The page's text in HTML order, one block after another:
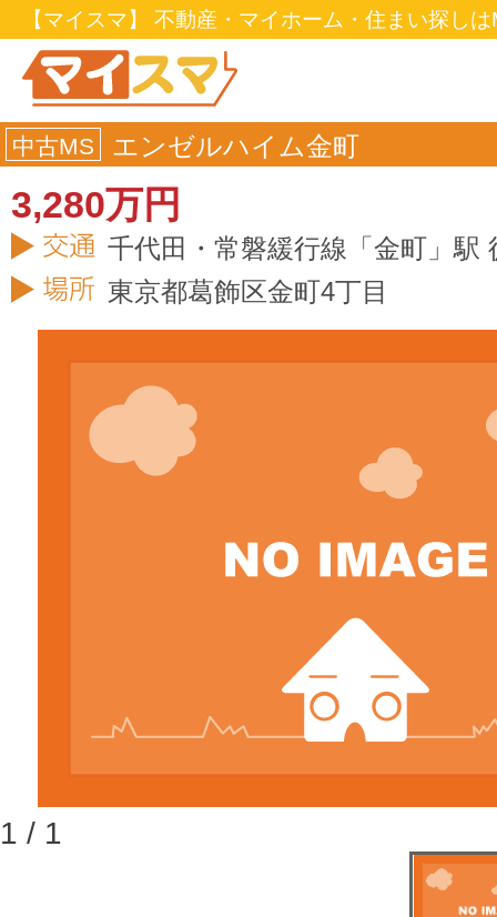
【マイスマ】 不動産・マイホーム・住まい探し
中古MS エンゼルハイム金町
3,280万円
千代田・常磐緩行線「金町」駅
東京都葛飾区金町4丁目
1 / 1